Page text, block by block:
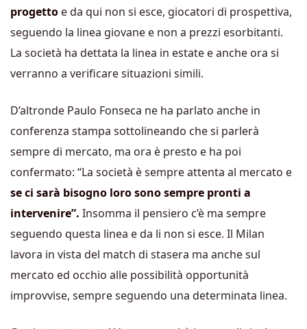
progetto e da qui non si esce, giocatori di prospettiva,
seguendo la linea giovane e non a prezzi esorbitanti.
La società ha dettata la linea in estate e anche ora si
verranno a verificare situazioni simili.
D’altronde Paulo Fonseca ne ha parlato anche in
conferenza stampa sottolineando che si parlerà
sempre di mercato, ma ora è presto e ha poi
confermato: “La società è sempre attenta al mercato e
se ci sarà bisogno loro sono sempre pronti a
intervenire”. Insomma il pensiero c’è ma sempre
seguendo questa linea e da li non si esce. Il Milan
lavora in vista del match di stasera ma anche sul
mercato ed occhio alle possibilità opportunità
improvvise, sempre seguendo una determinata linea.